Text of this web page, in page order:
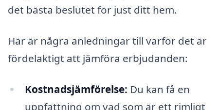
det bästa beslutet för just ditt hem.
Här är några anledningar till varför det är
fördelaktigt att jämföra erbjudanden:
Kostnadsjämförelse: Du kan få en
uppfattning om vad som är ett rimligt